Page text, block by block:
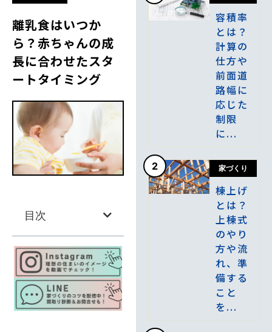
離乳食はいつか
ら？赤ちゃんの成
長に合わせたスタ
ートタイミング
目次
容積率
とは？
計算の
仕方や
前面道
路幅に
応じた
制限
に...
2 家づくり
棟上げ
とは？
上棟式
のやり
方や流
れ、準
備する
こと
を...